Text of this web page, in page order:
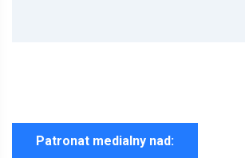
Patronat medialny nad: